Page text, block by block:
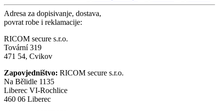
Adresa za dopisivanje, dostava,
povrat robe i reklamacije:
RICOM secure s.r.o.
Tovární 319
471 54, Cvikov
Zapovjedništvo: RICOM secure s.r.o.
Na Bělidle 1135
Liberec VI-Rochlice
460 06 Liberec